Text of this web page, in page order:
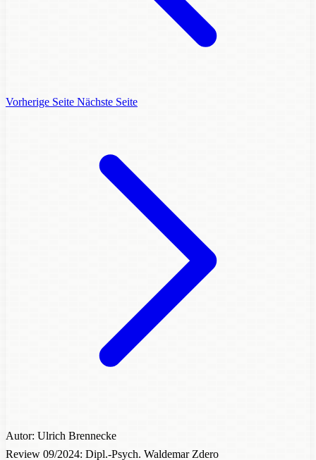
Vorherige Seite Nächste Seite
Autor: Ulrich Brennecke
Review 09/2024: Dipl.-Psych. Waldemar Zdero